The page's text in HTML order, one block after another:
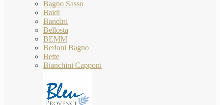
Bagno Sasso
Baldi
Bandini
Bellosta
BEMM
Berloni Bagno
Bette
Bianchini Capponi